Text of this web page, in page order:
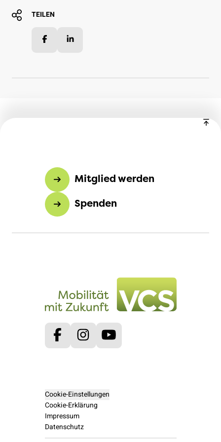
TEILEN
Facebook
Mitglied werden
Spenden
FacebookInstagram
Cookie-Einstellungen
Cookie-Erklärung
Impressum
Datenschutz